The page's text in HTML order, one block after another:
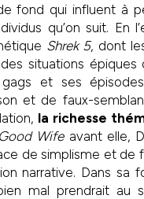
fond qui influent à
qu’on suit. En
Shrek 5, dont
situations épiques
et ses
et de faux-
la richesse
Wifeavant elle,
de simplisme et de
narrative. Dans sa
mal prendrait au